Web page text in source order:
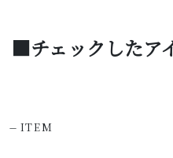
■チェックしたア
-ITEM